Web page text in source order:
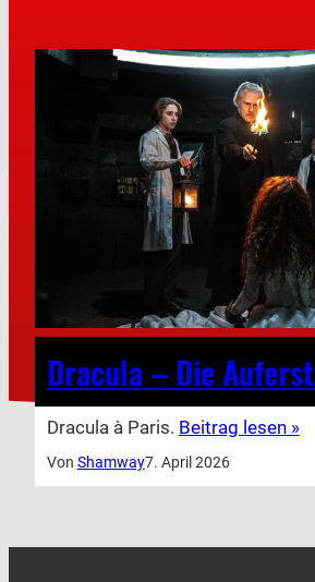
Dracula – Die
Dracula à Paris. Beitrag lesen »
Von Shamway7. April 2026